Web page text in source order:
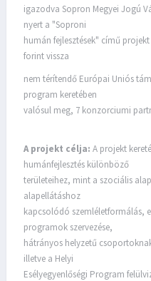
igazodva Sopron Megyei Jogú
nyert a "Soproni
humán fejlesztések" című
forint vissza
nem térítendő Európai Uniós
program keretében
valósul meg, 7 konzorciumi
A projekt célja: A projekt
humánfejlesztés különböző
területeihez, mint a szociális
alapellátáshoz
kapcsolódó szemléletformálás,
programok szervezése,
hátrányos helyzetű
illetve a Helyi
Esélyegyenlőségi Program